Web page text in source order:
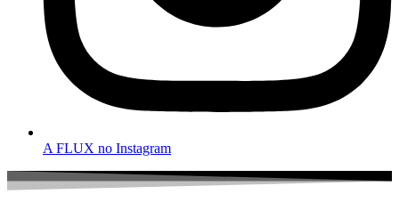
A FLUX no Instagram